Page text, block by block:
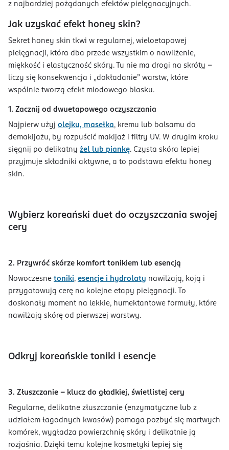
z najbardziej pożądanych efektów pielęgnacyjnych.
Jak uzyskać efekt honey skin?
Sekret honey skin tkwi w regularnej, wieloetapowej
pielęgnacji, która dba przede wszystkim o nawilżenie,
miękkość i elastyczność skóry. Tu nie ma drogi na skróty –
liczy się konsekwencja i „dokładanie” warstw, które
wspólnie tworzą efekt miodowego blasku.
1. Zacznij od dwuetapowego oczyszczania
Najpierw użyj olejku, masełka, kremu lub balsamu do
demakijażu, by rozpuścić makijaż i filtry UV. W drugim kroku
sięgnij po delikatny żel lub piankę. Czysta skóra lepiej
przyjmuje składniki aktywne, a to podstawa efektu honey
skin.
Wybierz koreański duet do oczyszczania swojej
cery
2. Przywróć skórze komfort tonikiem lub esencją
Nowoczesne toniki, esencje i hydrolaty nawilżają, koją i
przygotowują cerę na kolejne etapy pielęgnacji. To
doskonały moment na lekkie, humektantowe formuły, które
nawilżają skórę od pierwszej warstwy.
Odkryj koreańskie toniki i esencje
3. Złuszczanie – klucz do gładkiej, świetlistej cery
Regularne, delikatne złuszczanie (enzymatyczne lub z
udziałem łagodnych kwasów) pomaga pozbyć się martwych
komórek, wygładza powierzchnię skóry i delikatnie ją
rozjaśnia. Dzięki temu kolejne kosmetyki lepiej się